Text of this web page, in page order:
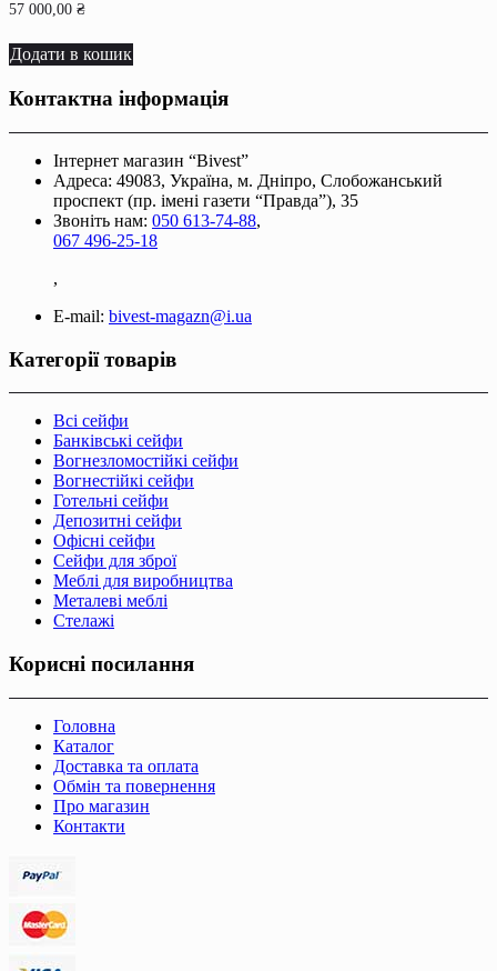
57 000,00 ₴
Додати в кошик
Контактна інформація
Інтернет магазин “Bivest”
Адреса: 49083, Україна, м. Дніпро, Слобожанський
проспект (пр. імені газети “Правда”), 35
Звоніть нам: 050 613-74-88,
067 496-25-18
,
E-mail: bivest-magazn@i.ua
Категорії товарів
Всі сейфи
Банківські сейфи
Вогнезломостійкі сейфи
Вогнестійкі сейфи
Готельні сейфи
Депозитні сейфи
Офісні сейфи
Сейфи для зброї
Меблі для виробництва
Металеві меблі
Стелажі
Корисні посилання
Головна
Каталог
Доставка та оплата
Обмін та повернення
Про магазин
Контакти